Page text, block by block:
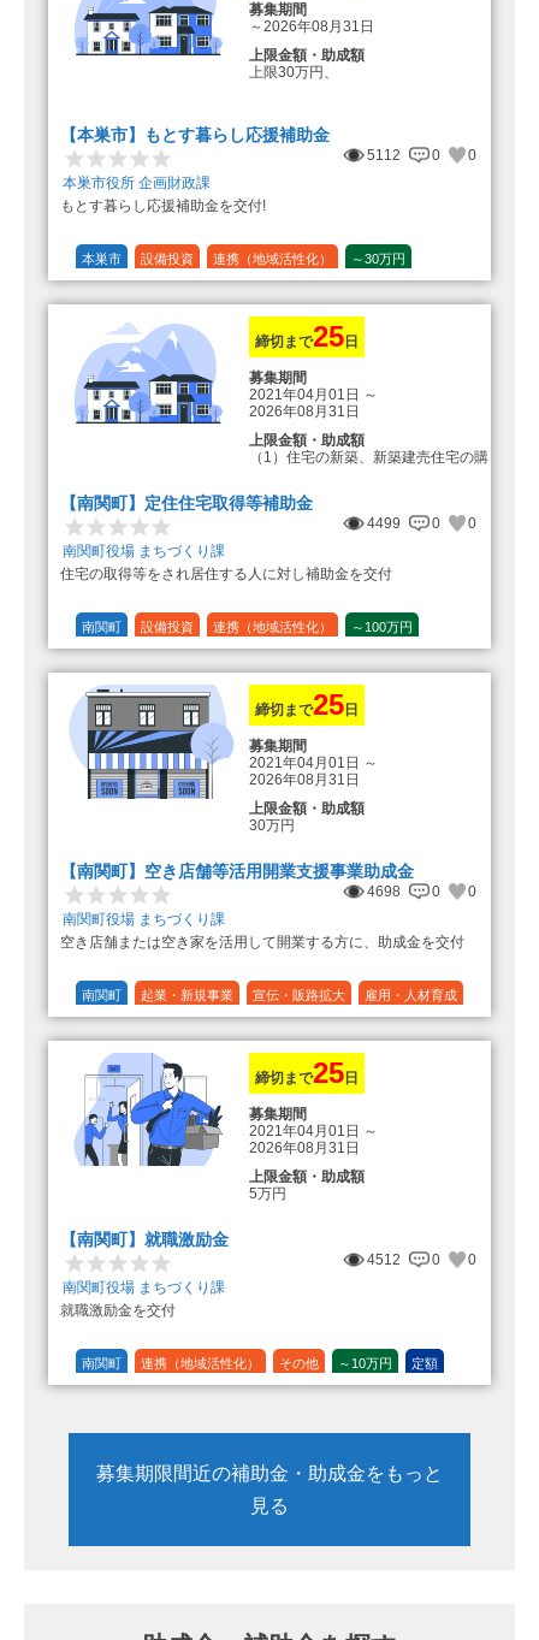
募集期間
～2026年08月31日
上限金額・助成額
上限30万円、
【本巣市】もとす暮らし応援補助金
5112 0
0
本巣市役所 企画財政課
もとす暮らし応援補助金を交付!
本巣市 設備投資 連携（地域活性化） ～30万円
締切まで25 日
募集期間
2021年04月01日 ～
2026年08月31日
上限金額・助成額
（1）住宅の新築、新築建売住宅の購
登録事業者利用の場合25万円加
算（50万円＋25万円加算＝75万円）
算（25万円＋25万円加算＝50万円）
（3）住宅リフォーム 経費の20％
の額（限度額50万円）
（最大で50万円＋25万円加算＝75万
【南関町】定住住宅取得等補助金
4499 0
0
南関町役場 まちづくり課
住宅の取得等をされ居住する人に対し補助金を交付
南関町 設備投資 連携（地域活性化） ～100万円
締切まで25 日
募集期間
2021年04月01日 ～
2026年08月31日
上限金額・助成額
30万円
【南関町】空き店舗等活用開業支援事業助成金
4698 0
0
南関町役場 まちづくり課
空き店舗または空き家を活用して開業する方に、助成金を交付
南関町 起業・新規事業 宣伝・販路拡大 雇用・人材育成
1/3 (33%)
締切まで25日
募集期間
2021年04月01日 ～
2026年08月31日
上限金額・助成額
5万円
【南関町】就職激励金
4512 0
0
南関町役場 まちづくり課
就職激励金を交付
南関町 連携（地域活性化） その他 ～10万円 定額
募集期限間近の補助金・助成金をもっと
見る